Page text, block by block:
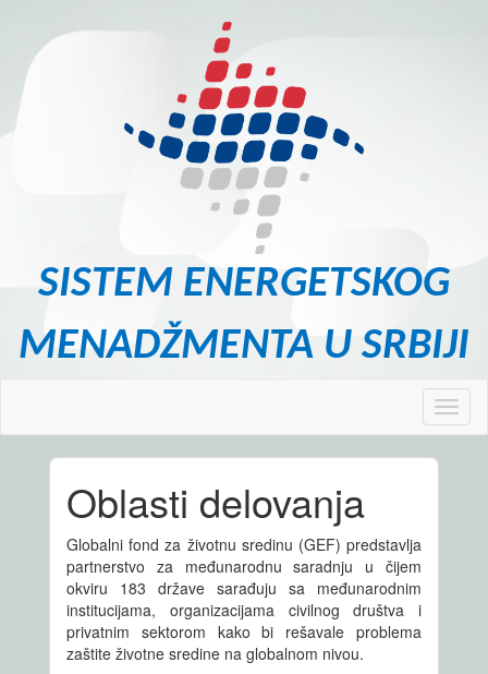
SISTEM ENERGETSKOG
MENADŽMENTA U SRBIJI
Oblasti delovanja
Globalni fond za životnu sredinu (GEF) predstavlja
partnerstvo za međunarodnu saradnju u čijem
okviru 183 države sarađuju sa međunarodnim
institucijama, organizacijama civilnog društva i
privatnim sektorom kako bi rešavale problema
zaštite životne sredine na globalnom nivou.